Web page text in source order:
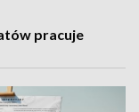
pracuje